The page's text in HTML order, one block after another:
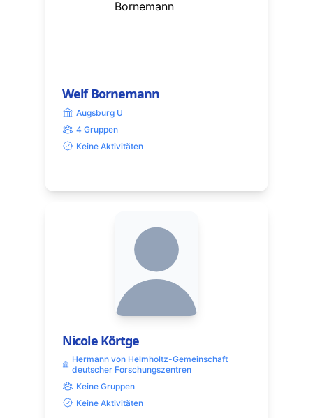
Welf Bornemann
Augsburg U
4 Gruppen
Keine Aktivitäten
Nicole Körtge
Hermann von Helmholtz-Gemeinschaft
deutscher Forschungszentren
Keine Gruppen
Keine Aktivitäten